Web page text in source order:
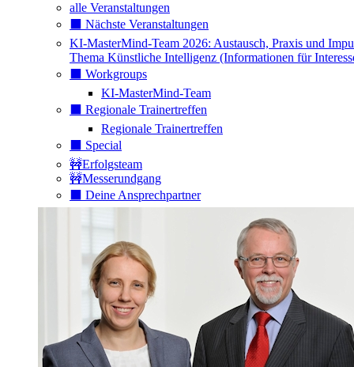
alle Veranstaltungen
⬛️ Nächste Veranstaltungen
KI-MasterMind-Team 2026: Austausch, Praxis und
Thema Künstliche Intelligenz (Informationen für
⬛️ Workgroups
KI-MasterMind-Team
⬛️ Regionale Trainertreffen
Regionale Trainertreffen
⬛️ Special
🚧Erfolgsteam
🚧Messerundgang
⬛️ Deine Ansprechpartner